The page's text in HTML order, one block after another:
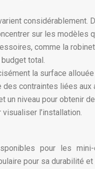
considérablement.
sur les modèles
comme la
total.
la surface
des contraintes liées
un niveau pour obtenir
l’installation.
pour les
pour sa durabilité